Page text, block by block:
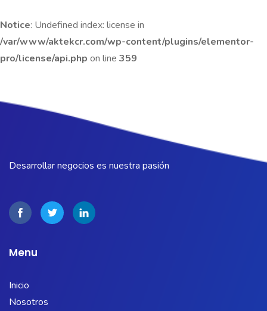
Notice: Undefined index: license in
/var/www/aktekcr.com/wp-content/plugins/elementor-
pro/license/api.php on line 359
Desarrollar negocios es nuestra pasión
Menu
Inicio
Nosotros